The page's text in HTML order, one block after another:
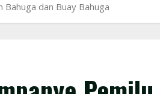
dan Buay Bahuga